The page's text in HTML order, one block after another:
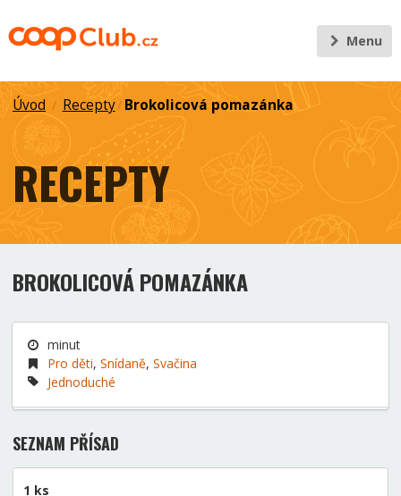
Menu
Úvod / Recepty/ Brokolicová pomazánka
RECEPTY
BROKOLICOVÁ POMAZÁNKA
minut
Pro děti, Snídaně, Svačina
Jednoduché
SEZNAM PŘÍSAD
1 ks